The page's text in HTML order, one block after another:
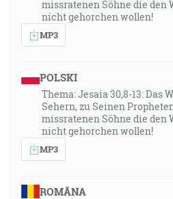
missratenen Söhne die den
nicht gehorchen wollen!
MP3
POLSKI
Thema: Jesaia 30,8-13: Das
Sehern, zu Seinen
missratenen Söhne die den
nicht gehorchen wollen!
MP3
ROMÂNA